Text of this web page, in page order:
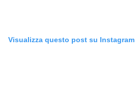
Visualizza questo post su Instagram